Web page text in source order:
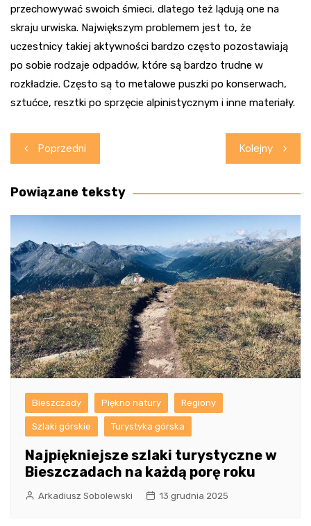
przechowywać swoich śmieci, dlatego też lądują one na
skraju urwiska. Największym problemem jest to, że
uczestnicy takiej aktywności bardzo często pozostawiają
po sobie rodzaje odpadów, które są bardzo trudne w
rozkładzie. Często są to metalowe puszki po konserwach,
sztućce, resztki po sprzęcie alpinistycznym i inne materiały.
Nawigacja
wpisu
Poprzedni Kolejny
Powiązane teksty
Bieszczady Piękno natury Regiony
Szlaki górskie Turystyka górska
Najpiękniejsze szlaki turystyczne w
Bieszczadach na każdą porę roku
Arkadiusz Sobolewski 13 grudnia 2025